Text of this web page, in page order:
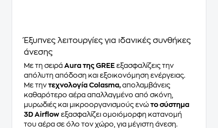
Έξυπνες λειτουργίες για ιδανικές συνθήκες
άνεσης
Με τη σειρά Aura της GREE εξασφαλίζεις την
απόλυτη απόδοση και εξοικονόμηση ενέργειας.
Με την τεχνολογία Colasma, απολαμβάνεις
καθαρότερο αέρα απαλλαγμένο από σκόνη,
μυρωδιές και μικροοργανισμούς ενώ το σύστημα
3D Airflow εξασφαλίζει ομοιόμορφη κατανομή
του αέρα σε όλο τον χώρο, για μέγιστη άνεση.